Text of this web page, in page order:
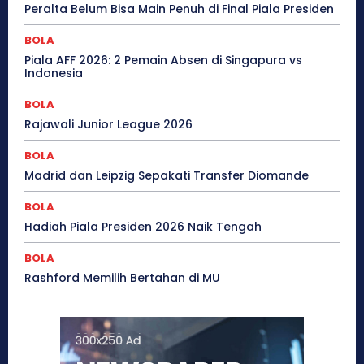
Peralta Belum Bisa Main Penuh di Final Piala Presiden
BOLA
Piala AFF 2026: 2 Pemain Absen di Singapura vs
Indonesia
BOLA
Rajawali Junior League 2026
BOLA
Madrid dan Leipzig Sepakati Transfer Diomande
BOLA
Hadiah Piala Presiden 2026 Naik Tengah
BOLA
Rashford Memilih Bertahan di MU